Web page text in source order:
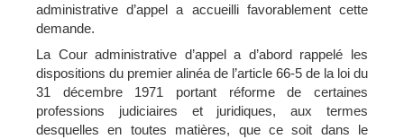
administrative d’appel a accueilli favorablement cette
demande.
La Cour administrative d’appel a d’abord rappelé les
dispositions du premier alinéa de l’article 66-5 de la loi du
31 décembre 1971 portant réforme de certaines
professions judiciaires et juridiques, aux termes
desquelles en toutes matières, que ce soit dans le